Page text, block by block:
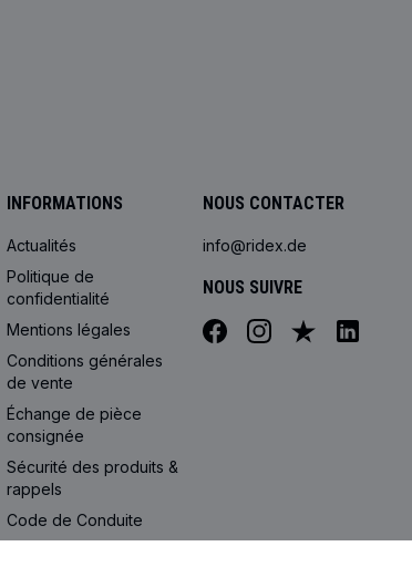
INFORMATIONS
Actualités
Politique de
confidentialité
Mentions légales
Conditions générales
de vente
Échange de pièce
consignée
Sécurité des produits &
rappels
Code de Сonduite
NOUS CONTACTER
info@ridex.de
NOUS SUIVRE